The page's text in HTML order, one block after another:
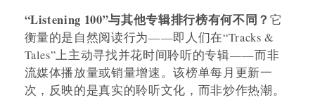
“Listening 100”与其他专辑排行榜有何不同？ 它
衡量的是自然阅读行为——即人们在“Tracks &
Tales”上主动寻找并花时间聆听的专辑——而非
流媒体播放量或销量增速。该榜单每月更新一
次，反映的是真实的聆听文化，而非炒作热潮。